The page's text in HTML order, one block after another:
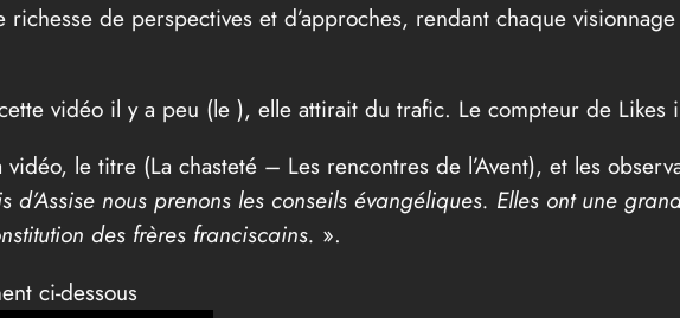
richesse de perspectives et d’approches, rendant chaque
vidéo il y a peu (le ), elle attirait du trafic. Le compteur de Likes
le titre (La chasteté – Les rencontres de l’Avent), et les
d’Assise nous prenons les conseils évangéliques. Elles ont une
des frères franciscains. ».
ci-dessous